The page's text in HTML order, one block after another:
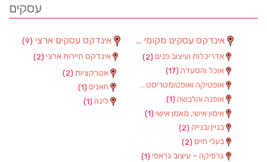
עסקים
אינדקס עסקים ארצי (9)
אינדקס תיירות ארצי (2)
אטרקציות (2)
חאנים (1)
לינה (1)
אינדקס עסקים מקומי (90)
אדריכלות ועיצוב פנים (2)
אוכל והסעדה (17)
אופטיקה ואופטומטריסטים
אופנה והלבשה (1)
אימון אישי, מאמן אישי (1)
בניין ובנייה (2)
בעלי חיים (2)
גרפיקה – עיצוב גראפי (1)